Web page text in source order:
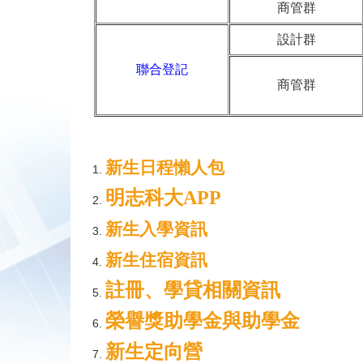
商管群
聯合登記
設計群
商管群
新生日程懶人包
明志科大APP
新生入學資訊
新生住宿資訊
註冊、學貸相關資訊
榮譽獎助學金與助學金
新生定向營